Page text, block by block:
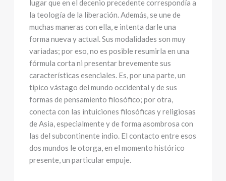
lugar que en el decenio precedente correspondía a
la teología de la liberación. Además, se une de
muchas maneras con ella, e intenta darle una
forma nueva y actual. Sus modalidades son muy
variadas; por eso, no es posible resumirla en una
fórmula corta ni presentar brevemente sus
características esenciales. Es, por una parte, un
típico vástago del mundo occidental y de sus
formas de pensamiento filosófico; por otra,
conecta con las intuiciones filosóficas y religiosas
de Asia, especialmente y de forma asombrosa con
las del subcontinente indio. El contacto entre esos
dos mundos le otorga, en el momento histórico
presente, un particular empuje.